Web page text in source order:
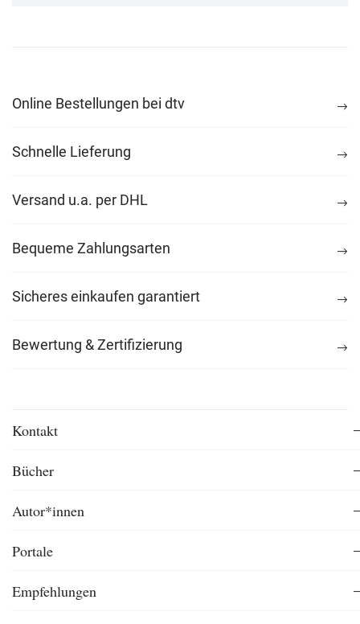
Online Bestellungen bei dtv
Schnelle Lieferung
Versand u.a. per DHL
Bequeme Zahlungsarten
Sicheres einkaufen garantiert
Bewertung & Zertifizierung
Kontakt
Bücher
Autor*innen
Portale
Empfehlungen